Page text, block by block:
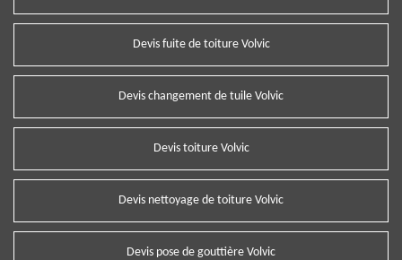
Devis fuite de toiture Volvic
Devis changement de tuile Volvic
Devis toiture Volvic
Devis nettoyage de toiture Volvic
Devis pose de gouttière Volvic